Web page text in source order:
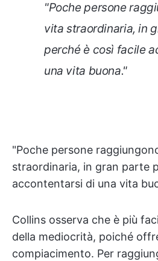
"Poche persone
vita straordinaria, in
perché è così facile
una vita buona."
"Poche persone
straordinaria, in gran parte
accontentarsi di una vita
Collins osserva che è più
della mediocrità, poiché
compiacimento. Per